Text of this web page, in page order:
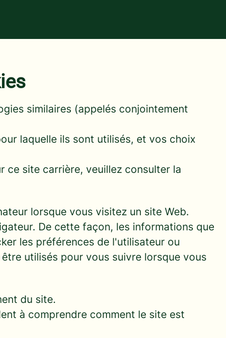
similaires (appelés conjointement
laquelle ils sont utilisés, et vos choix
ce site carrière, veuillez consulter la
lorsque vous visitez un site Web.
De cette façon, les informations que
les préférences de l'utilisateur ou
utilisés pour vous suivre lorsque vous
du site.
à comprendre comment le site est